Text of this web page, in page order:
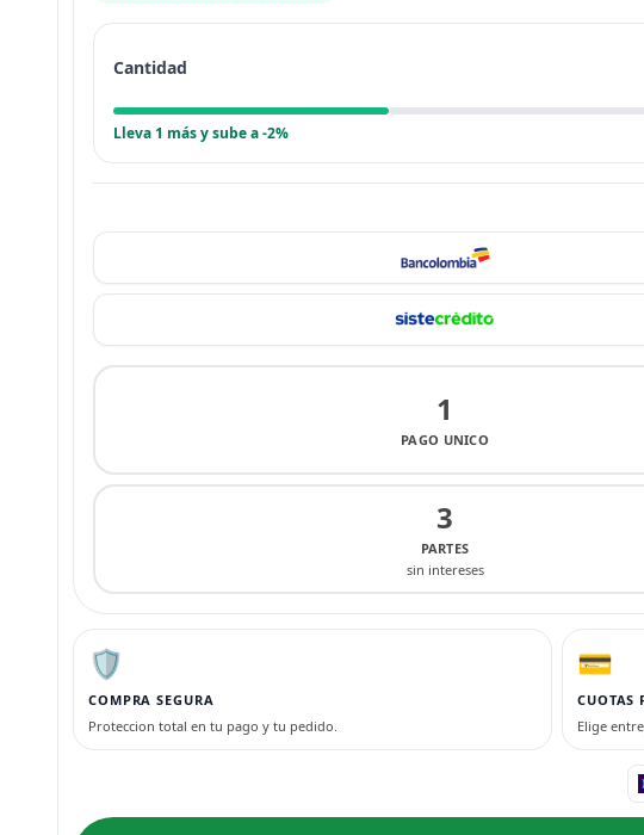
Cantidad
Lleva 1 más y sube a -2%
1
PAGO UNICO
3
PARTES
sin intereses
🛡️
COMPRA SEGURA
Proteccion total en tu pago y tu pedido.
💳
CUOTAS
Elige